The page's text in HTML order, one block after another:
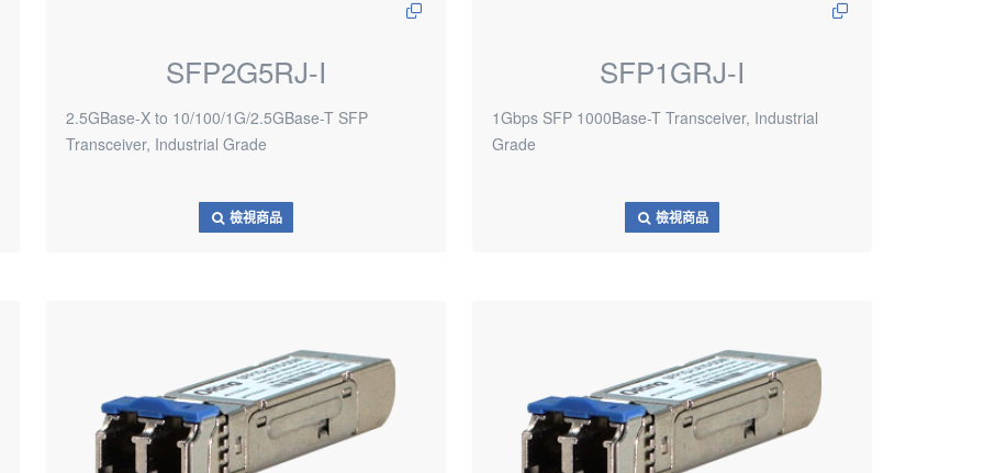
SFP2G5RJ-I
2.5GBase-X to 10/100/1G/2.5GBase-T SFP
Transceiver, Industrial Grade
檢視商品
SFP1GRJ-I
1Gbps SFP 1000Base-T Transceiver, Industrial
Grade
檢視商品